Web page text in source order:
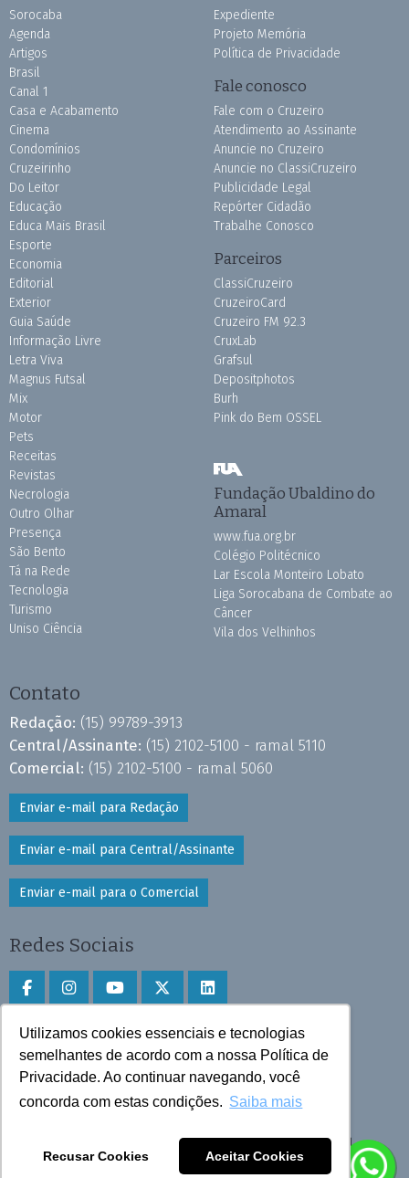
Utilizamos cookies essenciais e tecnologias
semelhantes de acordo com a nossa Política de
Privacidade. Ao continuar navegando, você
concorda com estas condições. Saiba mais
Recusar Cookies Aceitar Cookies
Sorocaba
Agenda
Artigos
Brasil
Canal 1
Casa e Acabamento
Cinema
Condomínios
Cruzeirinho
Do Leitor
Educação
Educa Mais Brasil
Esporte
Economia
Editorial
Exterior
Guia Saúde
Informação Livre
Letra Viva
Magnus Futsal
Mix
Motor
Pets
Receitas
Revistas
Necrologia
Outro Olhar
Presença
São Bento
Tá na Rede
Tecnologia
Turismo
Uniso Ciência
Expediente
Projeto Memória
Política de Privacidade
Fale conosco
Fale com o Cruzeiro
Atendimento ao Assinante
Anuncie no Cruzeiro
Anuncie no ClassiCruzeiro
Publicidade Legal
Repórter Cidadão
Trabalhe Conosco
Parceiros
ClassiCruzeiro
CruzeiroCard
Cruzeiro FM 92.3
CruxLab
Grafsul
Depositphotos
Burh
Pink do Bem OSSEL
Fundação Ubaldino do
Amaral
www.fua.org.br
Colégio Politécnico
Lar Escola Monteiro Lobato
Liga Sorocabana de Combate ao
Câncer
Vila dos Velhinhos
Contato
Redação: (15) 99789-3913
Central/Assinante: (15) 2102-5100 - ramal 5110
Comercial: (15) 2102-5100 - ramal 5060
Enviar e-mail para Redação
Enviar e-mail para Central/Assinante
Enviar e-mail para o Comercial
Redes Sociais
Faça download do aplicativo
Play Store e App Store
Todos os direitos reservados © 2025 Cruzeiro do Sul